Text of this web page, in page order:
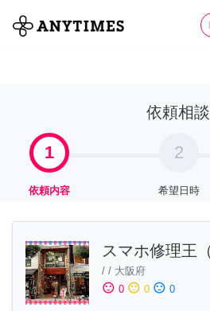
全て
依頼相談
1
依頼内容
2
希望日時
スマホ修理王
/ / 大阪府
sentiment_satisfied 0 sentiment_neutral 0 sentiment_dissatisfied 0